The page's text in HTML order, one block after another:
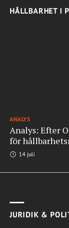
HÅLLBARHET I
ANALYS
Analys: Efter
för
14 juli
JURIDIK &